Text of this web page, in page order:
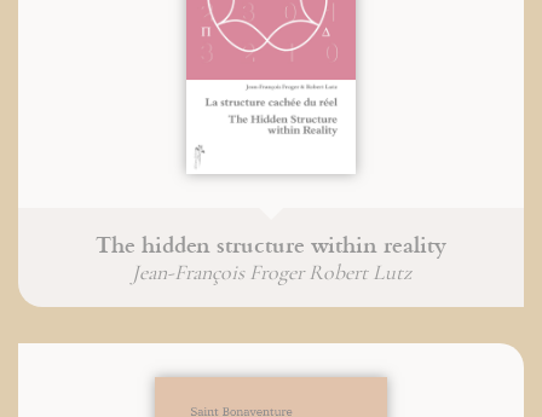
The hidden structure within reality
Jean-François Froger Robert Lutz